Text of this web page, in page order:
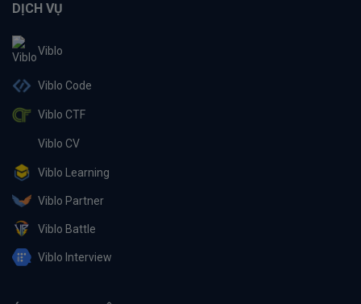
DỊCH VỤ
Viblo
Viblo Code
Viblo CTF
Viblo CV
Viblo Learning
Viblo Partner
Viblo Battle
Viblo Interview